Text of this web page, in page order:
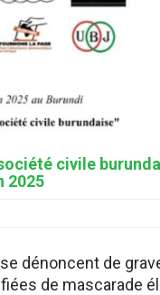
civile
2025
dénoncent de
de mascarade